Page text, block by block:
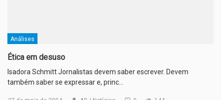
Análises
Ética em desuso
Isadora Schmitt Jornalistas devem saber escrever. Devem
também saber se expressar e, princ…